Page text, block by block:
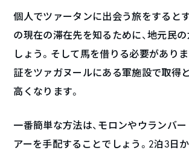
個人でツァータンに出会う旅をすると
の現在の滞在先を知るために、地元民
しょう。そして馬を借りる必要があり
証をツァガヌールにある軍施設で取得
高くなります。
一番簡単な方法は、モロンやウランバ
アーを手配することでしょう。2泊3日